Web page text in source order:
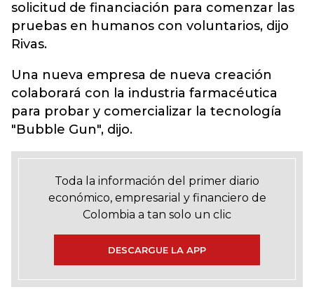
solicitud de financiación para comenzar las
pruebas en humanos con voluntarios, dijo
Rivas.
Una nueva empresa de nueva creación
colaborará con la industria farmacéutica
para probar y comercializar la tecnología
"Bubble Gun", dijo.
Toda la información del primer diario
económico, empresarial y financiero de
Colombia a tan solo un clic
DESCARGUE LA APP